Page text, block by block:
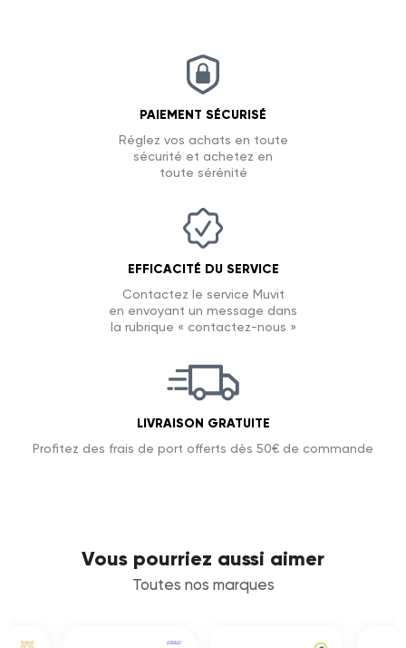
PAIEMENT SÉCURISÉ
Réglez vos achats en toute
sécurité et achetez en
toute sérénité
EFFICACITÉ DU SERVICE
Contactez le service Muvit
en envoyant un message dans
la rubrique « contactez-nous »
LIVRAISON GRATUITE
Profitez des frais de port offerts dès 50€ de commande
Vous pourriez aussi aimer
Toutes nos marques